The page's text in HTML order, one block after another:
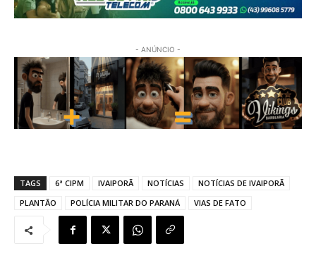
- ANÚNCIO -
TAGS 6ª CIPM IVAIPORÃ NOTÍCIAS
NOTÍCIAS DE IVAIPORÃ
PLANTÃO
POLÍCIA MILITAR DO PARANÁ VIAS DE FATO